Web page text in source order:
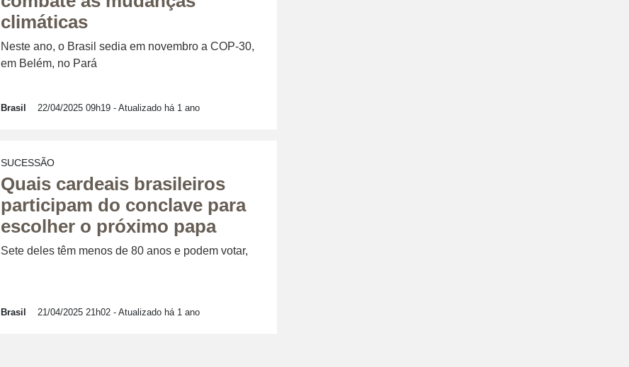
climáticas
Neste ano, o Brasil sedia em novembro a COP-30,
em Belém, no Pará
Brasil 22/04/2025 09h19 - Atualizado há 1 ano
SUCESSÃO
Quais cardeais brasileiros
participam do conclave para
escolher o próximo papa
Sete deles têm menos de 80 anos e podem votar,
Brasil 21/04/2025 21h02 - Atualizado há 1 ano